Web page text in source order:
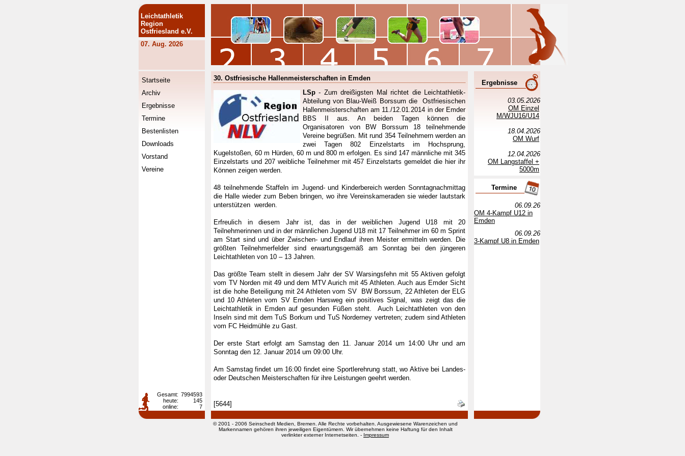
Leichtathletik
Region
Ostfriesland e.V.
07. Aug. 2026
Startseite
Archiv
Ergebnisse
Termine
Bestenlisten
Downloads
Vorstand
Vereine
30. Ostfriesische Hallenmeisterschaften in Emden
LSp - Zum dreißigsten Mal richtet die Leichtathletik-
Abteilung von Blau-Weiß Borssum die Ostfriesischen
Hallenmeisterschaften am 11./12.01.2014 in der Emder
BBS II aus. An beiden Tagen können die
Organisatoren von BW Borssum 18 teilnehmende
Vereine begrüßen. Mit rund 354 Teilnehmern werden an
zwei Tagen 802 Einzelstarts im Hochsprung,
Kugelstoßen, 60 m Hürden, 60 m und 800 m erfolgen. Es sind 147 männliche mit 345
Einzelstarts und 207 weibliche Teilnehmer mit 457 Einzelstarts gemeldet die hier ihr
Können zeigen werden.
48 teilnehmende Staffeln im Jugend- und Kinderbereich werden Sonntagnachmittag
die Halle wieder zum Beben bringen, wo ihre Vereinskameraden sie wieder lautstark
unterstützen werden.
Erfreulich in diesem Jahr ist, das in der weiblichen Jugend U18 mit 20
Teilnehmerinnen und in der männlichen Jugend U18 mit 17 Teilnehmer im 60 m Sprint
am Start sind und über Zwischen- und Endlauf ihren Meister ermitteln werden. Die
größten Teilnehmerfelder sind erwartungsgemäß am Sonntag bei den jüngeren
Leichtathleten von 10 – 13 Jahren.
Das größte Team stellt in diesem Jahr der SV Warsingsfehn mit 55 Aktiven gefolgt
vom TV Norden mit 49 und dem MTV Aurich mit 45 Athleten. Auch aus Emder Sicht
ist die hohe Beteiligung mit 24 Athleten vom SV BW Borssum, 22 Athleten der ELG
und 10 Athleten vom SV Emden Harsweg ein positives Signal, was zeigt das die
Leichtathletik in Emden auf gesunden Füßen steht. Auch Leichtathleten von den
Inseln sind mit dem TuS Borkum und TuS Norderney vertreten; zudem sind Athleten
vom FC Heidmühle zu Gast.
Der erste Start erfolgt am Samstag den 11. Januar 2014 um 14:00 Uhr und am
Sonntag den 12. Januar 2014 um 09:00 Uhr.
Am Samstag findet um 16:00 findet eine Sportlerehrung statt, wo Aktive bei Landes-
oder Deutschen Meisterschaften für ihre Leistungen geehrt werden.
[5644]
Ergebnisse
03.05.2026
OM Einzel
M/WJU16/U14
18.04.2026
OM Wurf
12.04.2026
OM Langstaffel +
5000m
Termine
06.09.26
OM 4-Kampf U12 in
Emden
06.09.26
3-Kampf U8 in Emden
Gesamt: 7994593
heute:
145
online:
7
© 2001 - 2006 Seinschedt Medien, Bremen. Alle Rechte vorbehalten. Ausgewiesene Warenzeichen und
Markennamen gehören ihren jeweiligen Eigentümern. Wir übernehmen keine Haftung für den Inhalt
verlinkter externer Internetseiten. - Impressum